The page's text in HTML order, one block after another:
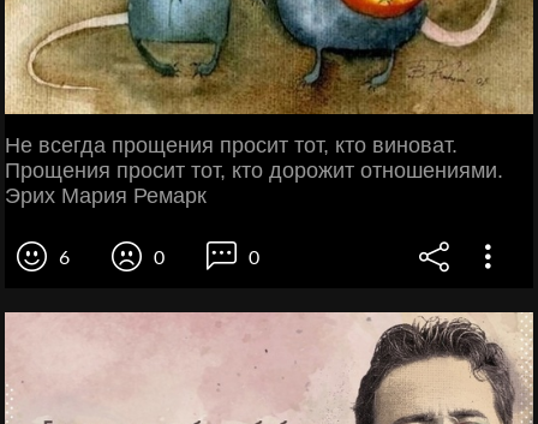
Не всегда прощения просит тот, кто виноват.
Прощения просит тот, кто дорожит отношениями.
Эрих Мария Ремарк
6 0 0